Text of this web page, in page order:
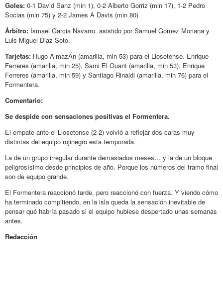
Goles: 0-1 David Sanz (min 1), 0-2 Alberto Gorriz (min 17), 1-2 Pedro
Socias (min 75) y 2-2 James A Davis (min 80)
Árbitro: Ismael Garcia Navarro. asistido por Samuel Gomez Moriana y
Luis Miguel Diaz Soto.
Tarjetas: Hugo AlmazÁn (amarilla, min 53) para el Llosetense. Enrique
Ferreres (amarilla, min 25), Sami El Ouarit (amarilla, min 53), Enrique
Ferreres (amarilla, min 59) y Santiago Rinaldi (amarilla, min 76) para el
Formentera.
Comentario:
Se despide con sensaciones positivas el Formentera.
El empate ante el Llosetense (2-2) volvió a reflejar dos caras muy
distintas del equipo rojinegro esta temporada.
La de un grupo irregular durante demasiados meses… y la de un bloque
peligrosísimo desde principios de año. Porque los números del tramo final
son de equipo grande.
El Formentera reaccionó tarde, pero reaccionó con fuerza. Y viendo cómo
ha terminado compitiendo, en la isla queda la sensación inevitable de
pensar qué habría pasado si el equipo hubiese despertado unas semanas
antes.
Redacción